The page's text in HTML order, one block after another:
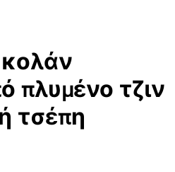
κολάν
πλυμένο τζιν
τσέπη